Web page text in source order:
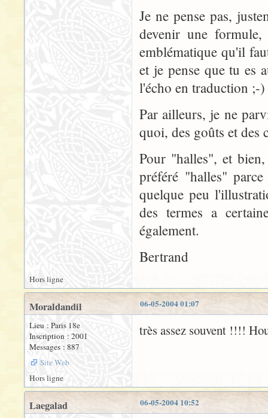
Je ne pense pas,
devenir une
emblématique qu'il
et je pense que tu es
l'écho en traduction ;-)
Par ailleurs, je ne
quoi, des goûts et des
Pour "halles", et
préféré "halles"
quelque peu
des termes a
également.
Bertrand
Hors ligne
06-05-2004 01:07
Moraldandil
Lieu : Paris 18e
Inscription : 2001
Messages : 887
Site Web
très assez souvent !!!!
Hors ligne
06-05-2004 10:52
Laegalad